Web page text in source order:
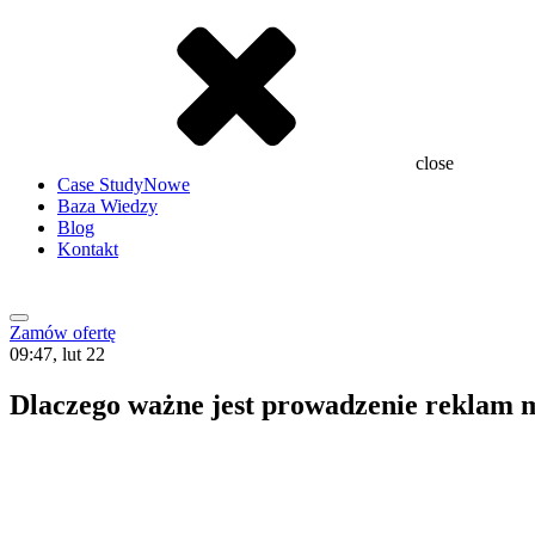
close
Case StudyNowe
Baza Wiedzy
Blog
Kontakt
Zamów ofertę
09:47, lut 22
Dlaczego ważne jest prowadzenie reklam